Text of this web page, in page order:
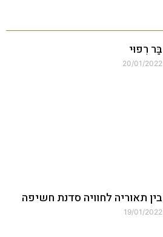
בַּר רִפוּי
20/01/2022
בין תאוריה לחוויה סדנת חשיפה
19/01/2022